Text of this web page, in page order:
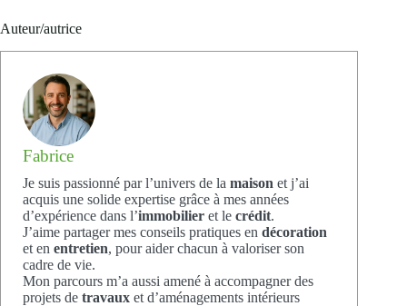
Auteur/autrice
Fabrice
Je suis passionné par l’univers de la maison et j’ai
acquis une solide expertise grâce à mes années
d’expérience dans l’immobilier et le crédit.
J’aime partager mes conseils pratiques en décoration
et en entretien, pour aider chacun à valoriser son
cadre de vie.
Mon parcours m’a aussi amené à accompagner des
projets de travaux et d’aménagements intérieurs